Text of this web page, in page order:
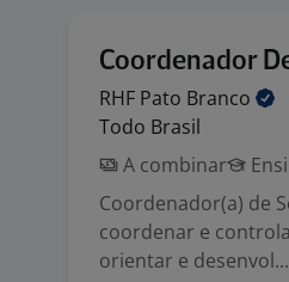
Coordenador
RHF Pato Branco
Todo Brasil
A combinar
Coordenador(a) de
coordenar e
orientar e desenvol...